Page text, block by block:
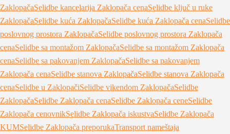
ZaklopačaSelidbe kancelarija Zaklopača cenaSelidbe ključ u ruke
ZaklopačaSelidbe kuća ZaklopačaSelidbe kuća Zaklopača cenaSelidbe
poslovnog prostora ZaklopačaSelidbe poslovnog prostora Zaklopača
cenaSelidbe sa montažom ZaklopačaSelidbe sa montažom Zaklopača
cenaSelidbe sa pakovanjem ZaklopačaSelidbe sa pakovanjem
Zaklopača cenaSelidbe stanova ZaklopačaSelidbe stanova Zaklopača
cenaSelidbe u ZaklopačiSelidbe vikendom ZaklopačaSelidbe
ZaklopačaSelidbe Zaklopača cenaSelidbe Zaklopača ceneSelidbe
Zaklopača cenovnikSelidbe Zaklopača iskustvaSelidbe Zaklopača
KUMSelidbe Zaklopača preporukaTransport nameštaja